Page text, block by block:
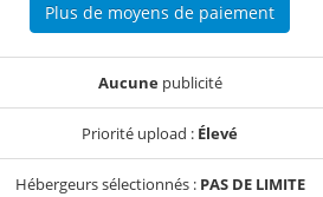
Plus de moyens de paiement
Aucunepublicité
Priorité upload : Élevé
Hébergeurs sélectionnés : PAS DE LIMITE